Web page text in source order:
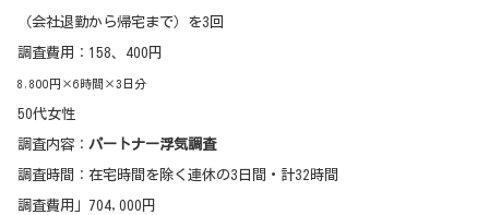
（会社退勤から帰宅まで）を3回
調査費用：158、400円
8,800円×6時間×3日分
50代女性
調査内容： パートナー浮気調査
調査時間：在宅時間を除く連休の3日間・計32時間
調査費用」704,000円